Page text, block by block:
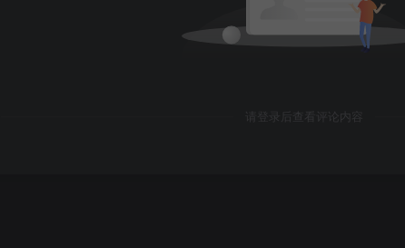
请登录后查看评论内容